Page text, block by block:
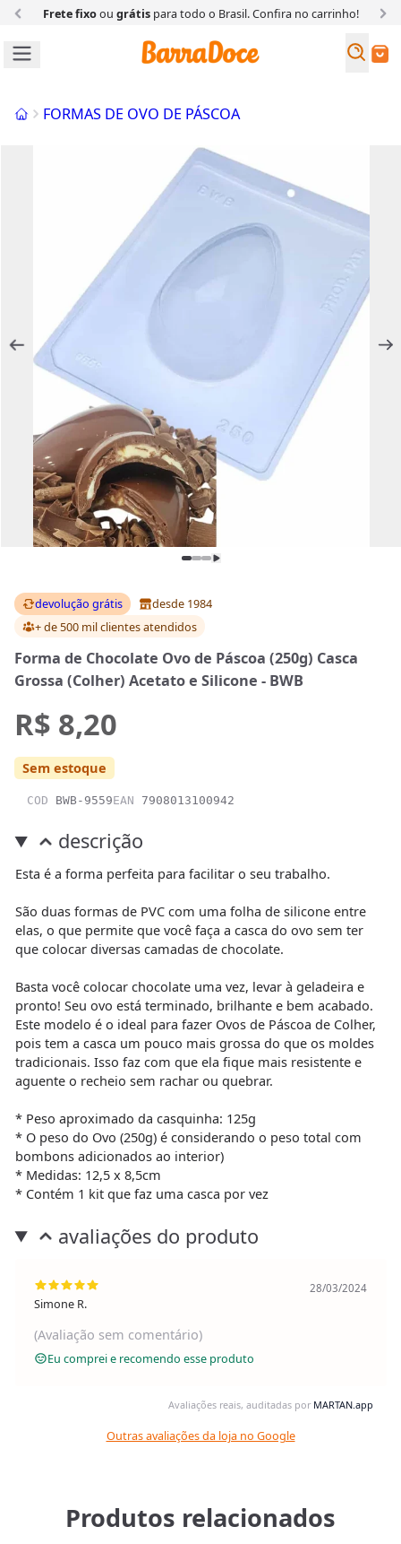
Frete fixoou grátispara todo o Brasil. Confira no carrinho!
Buscar
InícioFORMAS DE OVO DE PÁSCOA
devolução grátis
desde 1984
+ de 500 mil clientesatendidos
Forma de Chocolate Ovo de Páscoa (250g) Casca
Grossa (Colher) Acetato e Silicone - BWB
R$ 8,20
Sem estoque
COD BWB-9559EAN 7908013100942
descrição
Esta é a forma perfeita para facilitar o seu trabalho.
São duas formas de PVC com uma folha de silicone entre
elas, o que permite que você faça a casca do ovo sem ter
que colocar diversas camadas de chocolate.
Basta você colocar chocolate uma vez, levar à geladeira e
pronto! Seu ovo está terminado, brilhante e bem acabado.
Este modelo é o ideal para fazer Ovos de Páscoa de Colher,
pois tem a casca um pouco mais grossa do que os moldes
tradicionais. Isso faz com que ela fique mais resistente e
aguente o recheio sem rachar ou quebrar.
* Peso aproximado da casquinha: 125g
* O peso do Ovo (250g) é considerando o peso total com
bombons adicionados ao interior)
* Medidas: 12,5 x 8,5cm
* Contém 1 kit que faz uma casca por vez
avaliações do produto
Simone R.
28/03/2024
(Avaliação sem comentário)
Eu comprei e recomendo esse produto
Avaliações reais, auditadas por MARTAN.app
Outras avaliações da loja no Google
Produtos relacionados